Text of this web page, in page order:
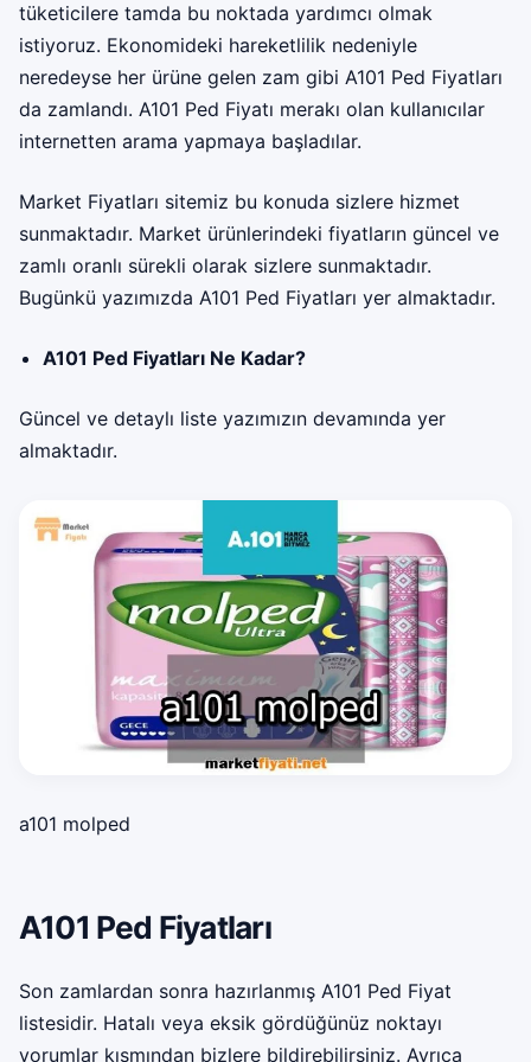
tüketicilere tamda bu noktada yardımcı olmak
istiyoruz. Ekonomideki hareketlilik nedeniyle
neredeyse her ürüne gelen zam gibi A101 Ped Fiyatları
da zamlandı. A101 Ped Fiyatı merakı olan kullanıcılar
internetten arama yapmaya başladılar.
Market Fiyatları sitemiz bu konuda sizlere hizmet
sunmaktadır. Market ürünlerindeki fiyatların güncel ve
zamlı oranlı sürekli olarak sizlere sunmaktadır.
Bugünkü yazımızda A101 Ped Fiyatları yer almaktadır.
A101 Ped Fiyatları Ne Kadar?
Güncel ve detaylı liste yazımızın devamında yer
almaktadır.
a101 molped
A101 Ped Fiyatları
Son zamlardan sonra hazırlanmış A101 Ped Fiyat
listesidir. Hatalı veya eksik gördüğünüz noktayı
yorumlar kısmından bizlere bildirebilirsiniz. Ayrıca